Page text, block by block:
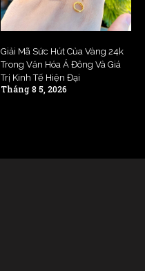
Giải Mã Sức Hút Của Vàng 24k
Trong Văn Hóa Á Đông Và Giá
Trị Kinh Tế Hiện Đại
Tháng 8 5, 2026